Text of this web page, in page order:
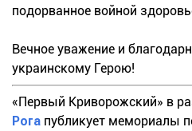
подорванное войной
Вечное уважение и
украинскому Герою!
«Первый Криворожский» в
Рога публикует мемориалы